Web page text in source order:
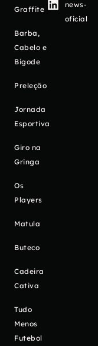
Graffite
Barba,
Cabelo e
Bigode
Preleção
Jornada
Esportiva
Giro na
Gringa
Os
Players
Matula
Buteco
Cadeira
Cativa
Tudo
Menos
Futebol
news-
oficial